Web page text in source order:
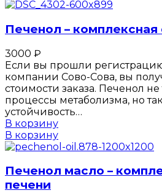
Печенол – комплексная
3000 ₽
Если вы прошли
компании Сово-Сова, вы
стоимости заказа. Печенол
процессы метаболизма, но
устойчивость…
В корзину
В корзину
Печенол масло –
печени